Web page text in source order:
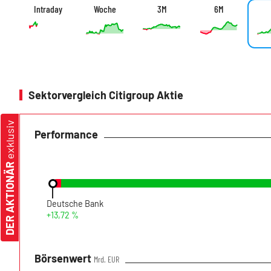
Intraday Woche 3M 6M
Sektorvergleich Citigroup Aktie
Performance
Deutsche Bank
+13,72 %
Börsenwert Mrd. EUR
DER AKTIONÄR
exklusiv